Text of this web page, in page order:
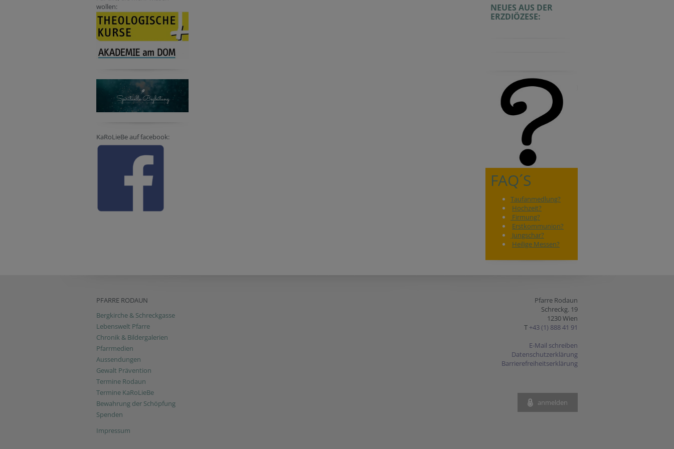
wollen:
KaRoLieBe auf facebook:
NEUES AUS DER
ERZDIÖZESE:
FAQ´S
Taufanmedlung?
Hochzeit?
Firmung?
Erstkommunion?
Jungschar?
Heilige Messen?
PFARRE RODAUN
Bergkirche & Schreckgasse
Lebenswelt Pfarre
Chronik & Bildergalerien
Pfarrmedien
Aussendungen
Gewalt Prävention
Termine Rodaun
Termine KaRoLieBe
Bewahrung der Schöpfung
Spenden
Impressum
Pfarre Rodaun
Schreckg. 19
1230 Wien
T +43 (1) 888 41 91
E-Mail schreiben
Datenschutzerklärung
Barrierefreiheitserklärung
anmelden